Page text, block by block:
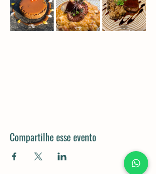
Compartilhe esse evento